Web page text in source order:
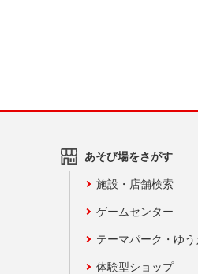
あそび場をさがす
施設・店舗検索
ゲームセンター
テーマパーク・ゆう
体験型ショップ